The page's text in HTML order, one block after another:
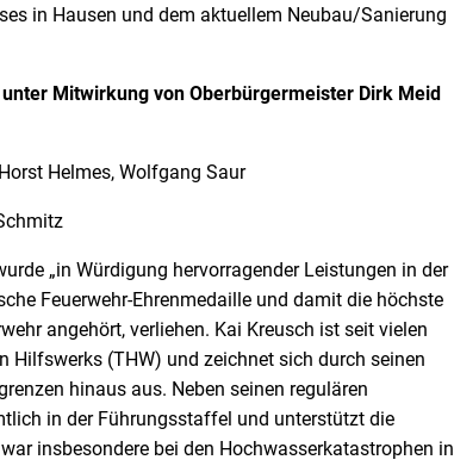
in Hausen und dem aktuellem Neubau/Sanierung
Mitwirkung von Oberbürgermeister Dirk Meid
Helmes, Wolfgang Saur
„in Würdigung hervorragender Leistungen in der
Feuerwehr-Ehrenmedaille und damit die höchste
angehört, verliehen. Kai Kreusch ist seit vielen
Hilfswerks (THW) und zeichnet sich durch seinen
hinaus aus. Neben seinen regulären
in der Führungsstaffel und unterstützt die
insbesondere bei den Hochwasserkatastrophen in